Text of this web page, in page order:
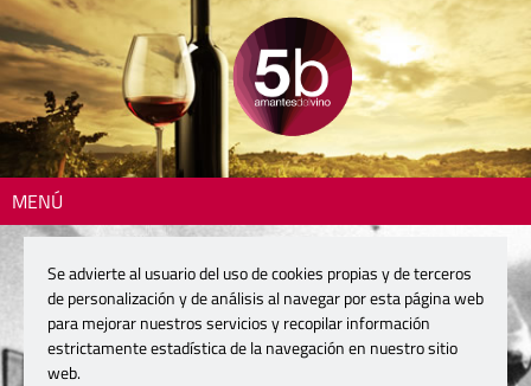
MENÚ
Se advierte al usuario del uso de cookies propias y de terceros
de personalización y de análisis al navegar por esta página web
para mejorar nuestros servicios y recopilar información
estrictamente estadística de la navegación en nuestro sitio
web.